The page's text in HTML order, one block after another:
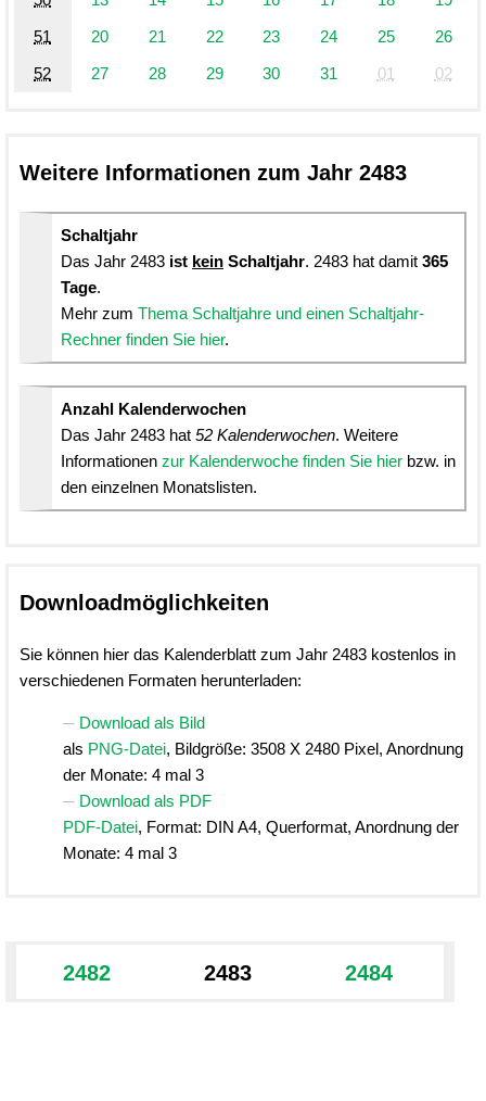
51
20 21 22 23 24 25
26
52
27 28 29 30 31 01 02
Weitere Informationen zum Jahr 2483
Schaltjahr
Das Jahr 2483 ist kein Schaltjahr. 2483 hat damit 365
Tage.
Mehr zum Thema Schaltjahre und einen Schaltjahr-
Rechner finden Sie hier.
Anzahl Kalenderwochen
Das Jahr 2483 hat 52 Kalenderwochen. Weitere
Informationen zur Kalenderwoche finden Sie hier bzw. in
den einzelnen Monatslisten.
Downloadmöglichkeiten
Sie können hier das Kalenderblatt zum Jahr 2483 kostenlos in
verschiedenen Formaten herunterladen:
Download als Bild
als PNG-Datei, Bildgröße: 3508 X 2480 Pixel, Anordnung
der Monate: 4 mal 3
Download als PDF
PDF-Datei, Format: DIN A4, Querformat, Anordnung der
Monate: 4 mal 3
2482 2483 2484